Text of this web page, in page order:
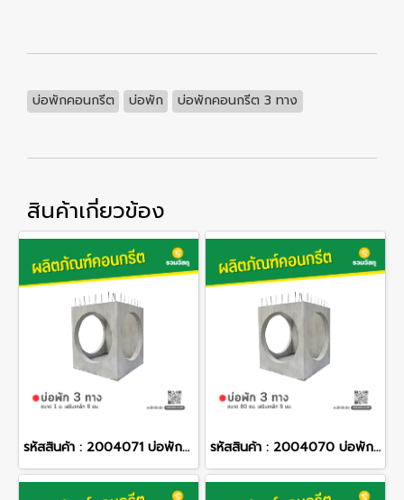
บ่อพักคอนกรีต บ่อพัก บ่อพักคอนกรีต 3 ทาง
สินค้าเกี่ยวข้อง
รหัสสินค้า : 2004071 บ่อพักคอนกรีต 3 ทาง ขนาด 1 ม. เสริมเหล็ก 9 มม. รหัสสินค้า : 2004070 บ่อพักคอนกรีต 3 ทาง ขนาด 80 ซม. เสริมเหล็ก 9 มม.